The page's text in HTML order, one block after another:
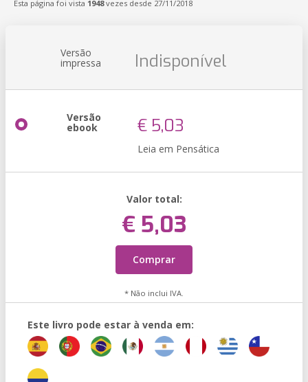
Esta página foi vista 1948vezes desde 27/11/2018
Versão
impressa Indisponível
Versão
ebook € 5,03
Leia em Pensática
Valor total:
€ 5,03
Comprar
* Não inclui IVA.
Este livro pode estar à venda em: